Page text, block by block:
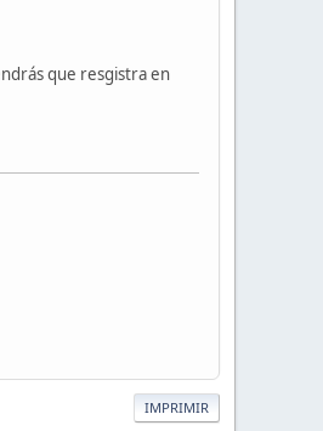
que resgistra en
IMPRIMIR